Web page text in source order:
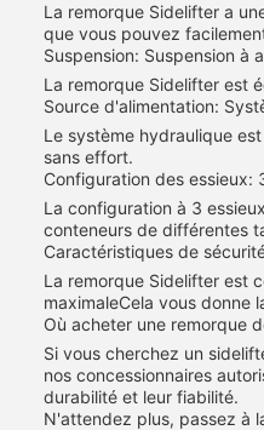
La remorque Sidelifter a
que vous pouvez
Suspension: Suspension à
La remorque Sidelifter est
Source d'alimentation:
Le système hydraulique
sans effort.
Configuration des essieux:
La configuration à 3
conteneurs de différentes
Caractéristiques de
La remorque Sidelifter est
maximaleCela vous donne
Où acheter une remorque
Si vous cherchez un
nos concessionnaires
durabilité et leur fiabilité.
N'attendez plus, passez à